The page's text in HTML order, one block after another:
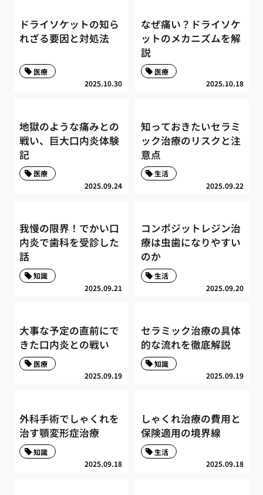
ドライソケットの知ら
れざる要因と対処法
2025.10.30
医療
なぜ痛い？ドライソケ
ットのメカニズムを解
説
2025.10.18
医療
地獄のような痛みとの
戦い、巨大口内炎体験
記
2025.09.24
医療
知っておきたいセラミ
ック治療のリスクと注
意点
2025.09.22
生活
我慢の限界！でかい口
内炎で歯科を受診した
話
2025.09.21
知識
コンポジットレジン治
療は虫歯になりやすい
のか
2025.09.20
生活
大事な予定の直前にで
きた口内炎との戦い
2025.09.19
医療
セラミック治療の具体
的な流れを徹底解説
2025.09.19
知識
外科手術でしゃくれを
治す顎変形症治療
2025.09.18
知識
しゃくれ治療の費用と
保険適用の境界線
2025.09.18
生活